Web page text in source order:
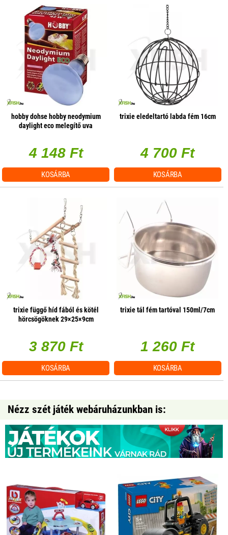
hobby dohse hobby neodymium
daylight eco melegítő uva
4 148 Ft
KOSÁRBA
trixie eledeltartó labda fém 16cm
4 700 Ft
KOSÁRBA
trixie függő híd fából és kötél
hörcsögöknek 29×25×9cm
3 870 Ft
KOSÁRBA
trixie tál fém tartóval 150ml/7cm
1 260 Ft
KOSÁRBA
Nézz szét játék webáruházunkban is: